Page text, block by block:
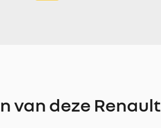
van deze Renault